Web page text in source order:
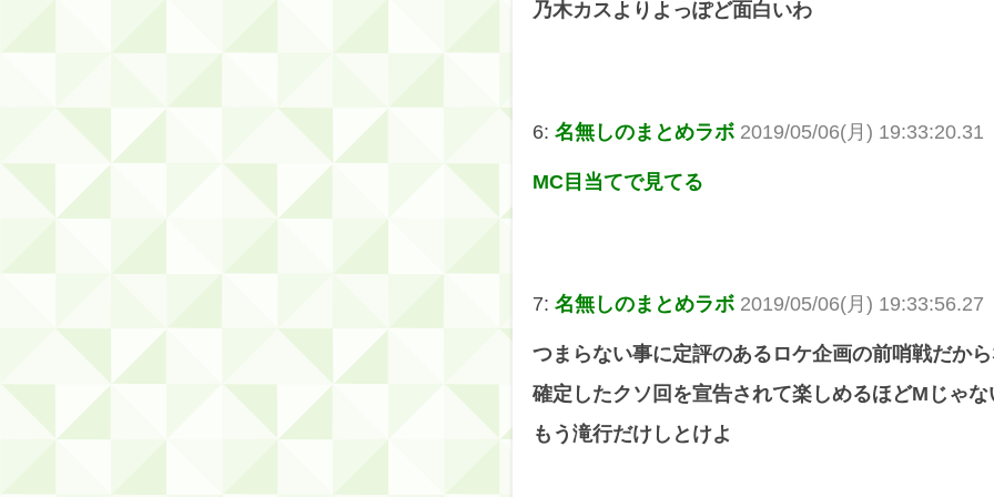
乃木カスよりよっぽど面白いわ
6: 名無しのまとめラボ 2019/05/06(月) 19:33:20.31
MC目当てで見てる
7: 名無しのまとめラボ 2019/05/06(月) 19:33:56.27
つまらない事に定評のあるロケ企画の前哨戦だか
確定したクソ回を宣告されて楽しめるほどMじゃな
もう滝行だけしとけよ